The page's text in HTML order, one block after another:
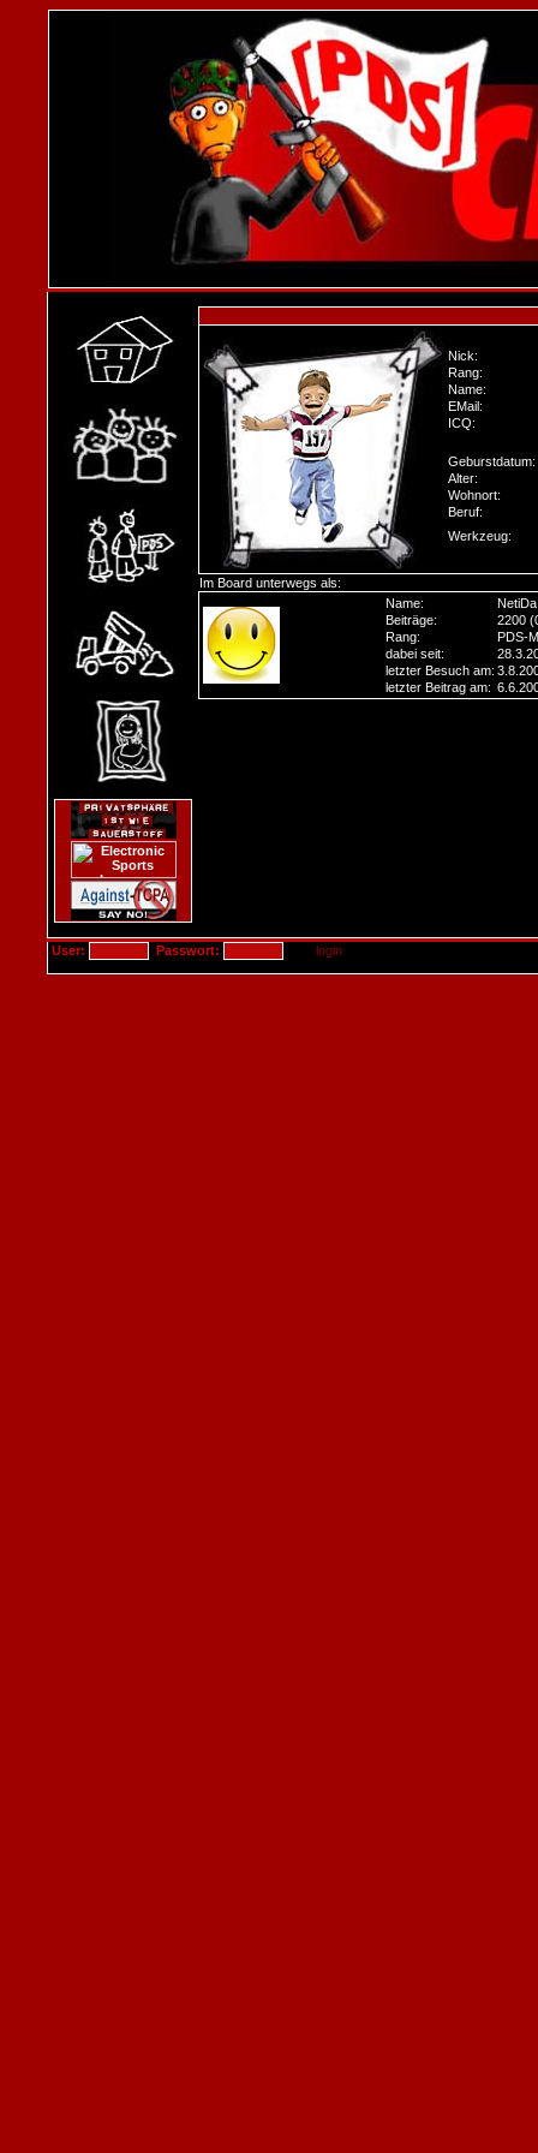
Nick:
Rang:
Name:
EMail:
ICQ:
Geburstdatum:
Alter:
Wohnort:
Beruf:
Werkzeug:
Im Board unterwegs als:
Name:
NetiDa
Beiträge:
2200
Rang:
PDS-
dabei seit:
letzter Besuch am:
letzter Beitrag am:
User: Passwort: